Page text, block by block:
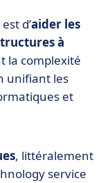
est d’aider les
à
la complexité
unifiant les
et
, littéralement
service